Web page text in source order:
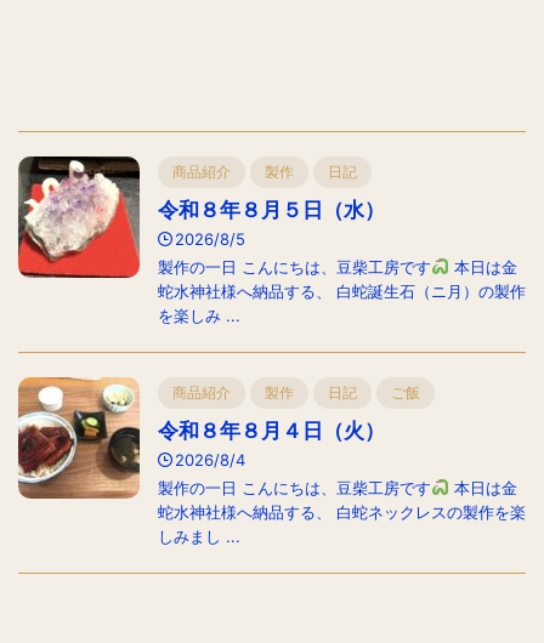
商品紹介 製作 日記
令和８年８月５日（水）
2026/8/5
製作の一日 こんにちは、豆柴工房です
本日は金
蛇水神社様へ納品する、 白蛇誕生石（ニ月）の製作
を楽しみ ...
商品紹介 製作 日記 ご飯
令和８年８月４日（火）
2026/8/4
製作の一日 こんにちは、豆柴工房です
本日は金
蛇水神社様へ納品する、 白蛇ネックレスの製作を楽
しみまし ...